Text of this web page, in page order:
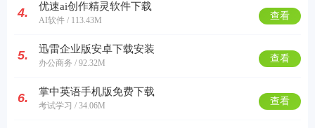
4. 优速ai创作精灵软件下载
AI软件 / 113.43M 查看
5. 迅雷企业版安卓下载安装
办公商务 / 92.32M 查看
6. 掌中英语手机版免费下载
考试学习 / 34.06M 查看